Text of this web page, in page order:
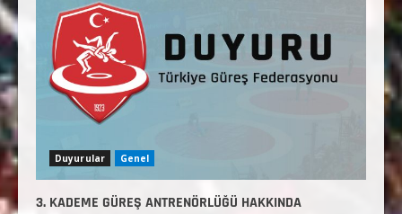
Duyurular Genel
3. KADEME GÜREŞ ANTRENÖRLÜĞÜ HAKKINDA